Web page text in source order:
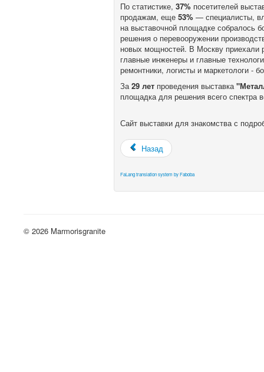
По статистике,37% посетителей
продажам, еще53% — специалисты,
на выставочной площадке собралось
решения о перевооружении
новых мощностей. В Москву приехали
главные инженеры и главные
ремонтники, логисты и маркетологи -
За29 лет проведения выставка
площадка для решения всего спектра
Сайт выставки для знакомства с
Назад
FaLang translation system by Faboba
© 2026 Marmorisgranite